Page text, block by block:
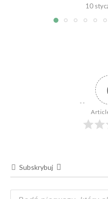
10
Subskrybuj